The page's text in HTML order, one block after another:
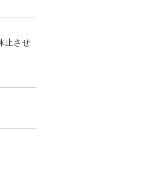
止させ